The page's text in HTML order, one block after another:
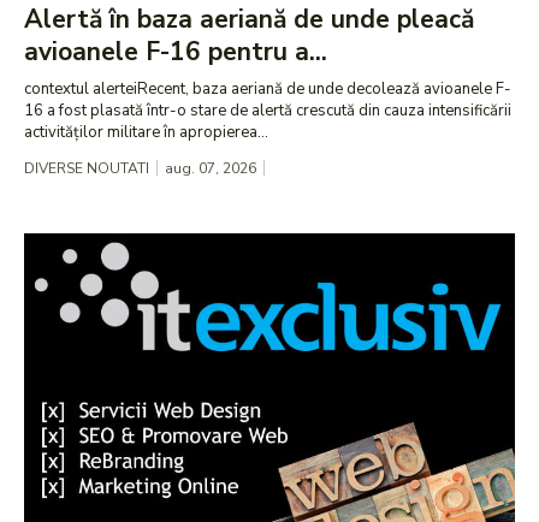
Alertă în baza aeriană de unde pleacă
avioanele F-16 pentru a...
contextul alerteiRecent, baza aeriană de unde decolează avioanele F-
16 a fost plasată într-o stare de alertă crescută din cauza intensificării
activităților militare în apropierea...
DIVERSE NOUTATI aug. 07, 2026